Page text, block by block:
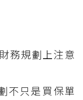
務規劃上注意
不只是買保單